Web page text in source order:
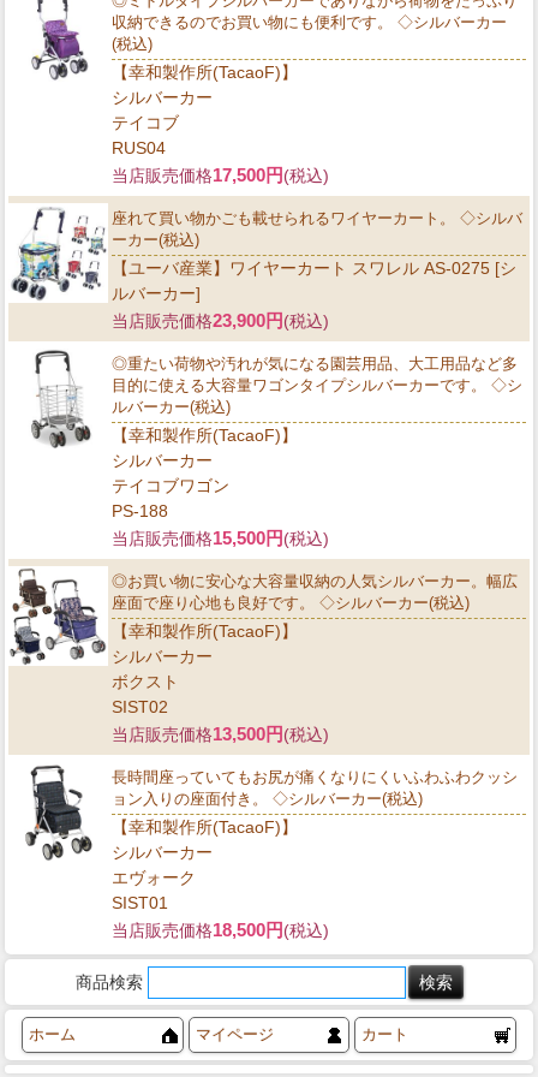
収納できるのでお買い物にも便利です。 ◇シルバーカー
(税込)
【幸和製作所(TacaoF)】
シルバーカー
テイコブ
RUS04
当店販売価格17,500円(税込)
座れて買い物かごも載せられるワイヤーカート。 ◇シルバ
ーカー(税込)
【ユーバ産業】ワイヤーカート スワレル AS-0275 [シ
ルバーカー]
当店販売価格23,900円(税込)
◎重たい荷物や汚れが気になる園芸用品、大工用品など多
目的に使える大容量ワゴンタイプシルバーカーです。 ◇シ
ルバーカー(税込)
【幸和製作所(TacaoF)】
シルバーカー
テイコブワゴン
PS-188
当店販売価格15,500円(税込)
◎お買い物に安心な大容量収納の人気シルバーカー。幅広
座面で座り心地も良好です。 ◇シルバーカー(税込)
【幸和製作所(TacaoF)】
シルバーカー
ボクスト
SIST02
当店販売価格13,500円(税込)
長時間座っていてもお尻が痛くなりにくいふわふわクッシ
ョン入りの座面付き。 ◇シルバーカー(税込)
【幸和製作所(TacaoF)】
シルバーカー
エヴォーク
SIST01
当店販売価格18,500円(税込)
商品検索
ホーム マイページ カート